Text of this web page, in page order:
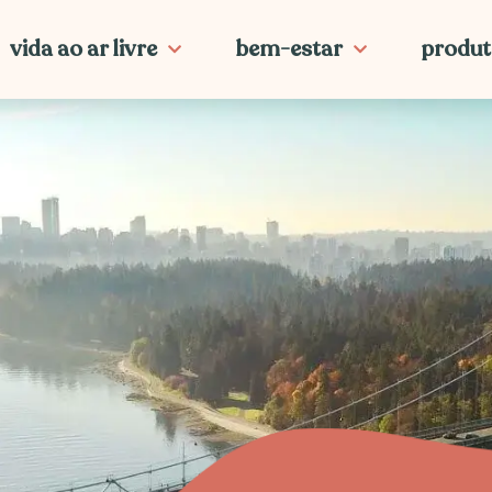
vida ao ar livre bem-estar